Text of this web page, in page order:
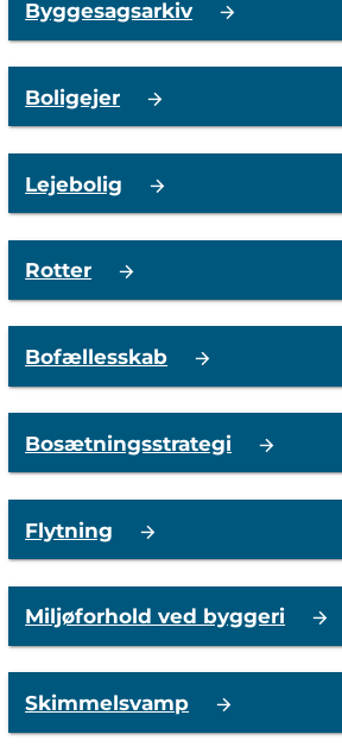
Byggesagsarkiv
Boligejer
Lejebolig
Rotter
Bofællesskab
Bosætningsstrategi
Flytning
Miljøforhold ved byggeri
Skimmelsvamp